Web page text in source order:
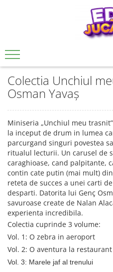
0 - 3 ani
3 - 6 ani
6 - 9 ani
9 - 12 ani
pentru BAIETI
Jucarii si jocuri educative
Jucarii si activitati Montessori si
Jucarii din lemn
Jucarii educative
Jocuri de indemanare si
dexteritate
Jocuri de memorie, inteligenta
asociere
Puzzle
Magnetic
lemn
Carton
Jucarii magnetice
Alfabet si matematica
Jocuri de memorie si inteligenta
Creative
Seturi de constructie
Pictura si desen
Jocuri de pescuit
Jocuri pentru margelit si
Jucarii antistres
LEGO
CARTI PENTRU COPII
Usborne
Editura Univers Enciclopedic
Colectia Unicornii magici
Colectia Ucenicul vrajitor
Colectia Hotii luminii
Colectia Tafiti – povești
ilustrate pentru copii 5-7 ani
Colectia Cauta si Gaseste
Povesti diverse
Editura ALL
Colectia FANNI. Dezvoltare
emotionala
Colectia Unchiul meu trăsnit,
Osman Yavaș
Seria Lectia de sanatate
Editura Litera
Editura Galaxia Copiilor
Papusi si accesorii
Ateliere si bancuri de lucru
Vehicule
Figurine
Motrice si senzoriale
Dentitie
Centre de activitati
Antemergatoare si
Zornaitoare
Rechizite si papatarie
Rechizite Creative
Colectia Unchiul
Osman Yavaș
Miniseria „Unchiul meu
la inceput de drum in lumea
parcurgand singuri povestea
ritualul lecturii. Un carusel de
caraghioase, cand palpitante,
contin cate putin (mai mult)
reteta de succes a unei carti
desparti. Datorita lui Genç
savuroase create de Nalan
experienta incredibila.
Colectia cuprinde 3 volume:
Vol. 1: O zebra in aeroport
Vol. 2: O aventura la restaurant
Vol. 3: Marele jaf al trenului